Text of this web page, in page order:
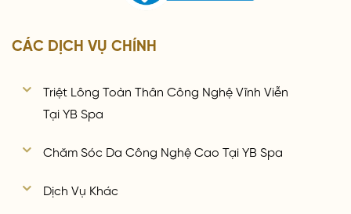
CÁC DỊCH VỤ CHÍNH
Triệt Lông Toàn Thân Công Nghệ Vĩnh Viễn
Tại YB Spa
Chăm Sóc Da Công Nghệ Cao Tại YB Spa
Dịch Vụ Khác